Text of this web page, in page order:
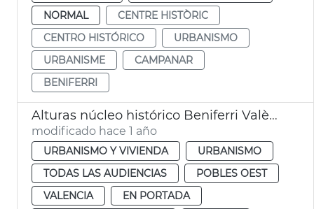
NORMAL
CENTRE HISTÒRIC
CENTRO HISTÓRICO
URBANISMO
URBANISME
CAMPANAR
BENIFERRI
Alturas núcleo histórico Beniferri València
modificado hace 1 año
URBANISMO Y VIVIENDA
URBANISMO
TODAS LAS AUDIENCIAS
POBLES OEST
VALENCIA
EN PORTADA